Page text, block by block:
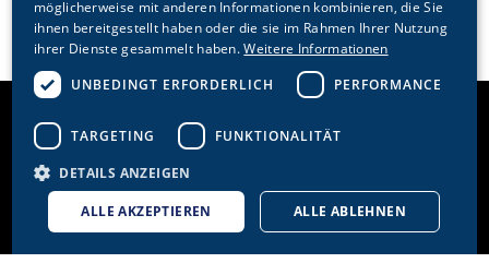
ITALIAN
möglicherweise mit anderen Informationen kombinieren, die Sie
ihnen bereitgestellt haben oder die sie im Rahmen Ihrer Nutzung
ihrer Dienste gesammelt haben. Weitere Informationen
UNBEDINGT ERFORDERLICH
PERFORMANCE
TARGETING FUNKTIONALITÄT
DETAILS ANZEIGEN
ALLE AKZEPTIEREN ALLE ABLEHNEN